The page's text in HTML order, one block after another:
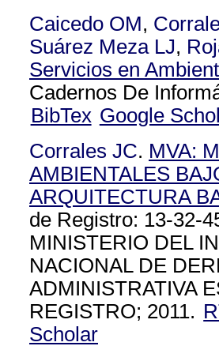
Caicedo OM,
Suárez Meza LJ,
Servicios en
Cadernos De
BibTex Google
Corrales JC. MVA:
AMBIENTALES
ARQUITECTURA
de Registro: 13-32-
MINISTERIO DEL
NACIONAL DE
ADMINISTRATIVA
REGISTRO; 2011.
Scholar